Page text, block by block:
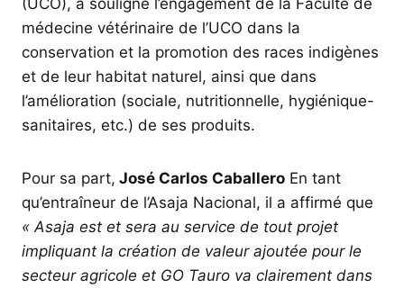
(UCO), a souligné l’engagement de la Faculté de
médecine vétérinaire de l’UCO dans la
conservation et la promotion des races indigènes
et de leur habitat naturel, ainsi que dans
l’amélioration (sociale, nutritionnelle, hygiénique-
sanitaires, etc.) de ses produits.
Pour sa part, José Carlos Caballero En tant
qu’entraîneur de l’Asaja Nacional, il a affirmé que
« Asaja est et sera au service de tout projet
impliquant la création de valeur ajoutée pour le
secteur agricole et GO Tauro va clairement dans